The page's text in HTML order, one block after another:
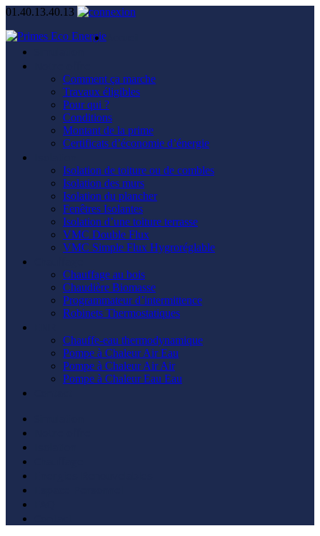
01.40.13.40.13
Comment ça marche
Travaux éligibles
Pour qui ?
Conditions
Montant de la prime
Certificats d’économie d’énergie
Isolation de toiture ou de combles
Isolation des murs
Isolation du plancher
Fenêtres Isolantes
Isolation d’une toiture terrasse
VMC Double Flux
VMC Simple Flux Hygroréglable
Chauffage au bois
Chaudière Biomasse
Programmateur d’intermittence
Robinets Thermostatiques
Chauffe-eau thermodynamique
Pompe à Chaleur Air Eau
Pompe à Chaleur Air Air
Pompe à Chaleur Eau Eau